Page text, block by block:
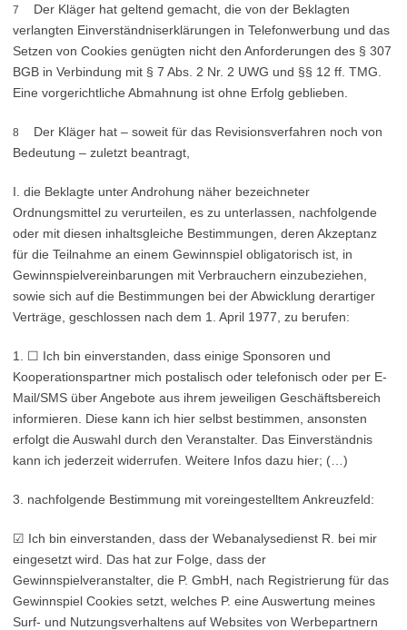
7
Der Kläger hat geltend gemacht, die von der Beklagten
verlangten Einverständniserklärungen in Telefonwerbung und das
Setzen von Cookies genügten nicht den Anforderungen des § 307
BGB in Verbindung mit § 7 Abs. 2 Nr. 2 UWG und §§ 12 ff. TMG.
Eine vorgerichtliche Abmahnung ist ohne Erfolg geblieben.
8
Der Kläger hat – soweit für das Revisionsverfahren noch von
Bedeutung – zuletzt beantragt,
I. die Beklagte unter Androhung näher bezeichneter
Ordnungsmittel zu verurteilen, es zu unterlassen, nachfolgende
oder mit diesen inhaltsgleiche Bestimmungen, deren Akzeptanz
für die Teilnahme an einem Gewinnspiel obligatorisch ist, in
Gewinnspielvereinbarungen mit Verbrauchern einzubeziehen,
sowie sich auf die Bestimmungen bei der Abwicklung derartiger
Verträge, geschlossen nach dem 1. April 1977, zu berufen:
1. ☐ Ich bin einverstanden, dass einige Sponsoren und
Kooperationspartner mich postalisch oder telefonisch oder per E-
Mail/SMS über Angebote aus ihrem jeweiligen Geschäftsbereich
informieren. Diese kann ich hier selbst bestimmen, ansonsten
erfolgt die Auswahl durch den Veranstalter. Das Einverständnis
kann ich jederzeit widerrufen. Weitere Infos dazu hier; (…)
3. nachfolgende Bestimmung mit voreingestelltem Ankreuzfeld:
☑ Ich bin einverstanden, dass der Webanalysedienst R. bei mir
eingesetzt wird. Das hat zur Folge, dass der
Gewinnspielveranstalter, die P. GmbH, nach Registrierung für das
Gewinnspiel Cookies setzt, welches P. eine Auswertung meines
Surf- und Nutzungsverhaltens auf Websites von Werbepartnern